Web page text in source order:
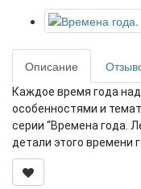
Описание
Каждое время года
особенностями и
серии “Времена года.
детали этого времени